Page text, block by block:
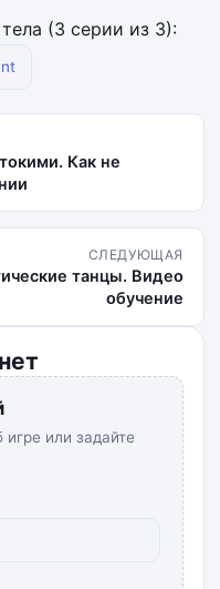
(3 серии из 3):
Как не
СЛЕДУЮЩАЯ
танцы. Видео
обучение
или задайте